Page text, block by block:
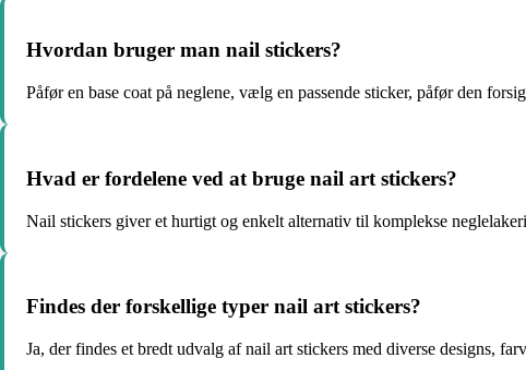
Hvordan bruger man nail stickers?
Påfør en base coat på neglene, vælg en passende sticker, påfør den
Hvad er fordelene ved at bruge nail art stickers?
Nail stickers giver et hurtigt og enkelt alternativ til komplekse
Findes der forskellige typer nail art stickers?
Ja, der findes et bredt udvalg af nail art stickers med diverse designs,